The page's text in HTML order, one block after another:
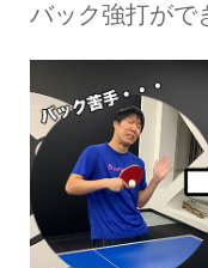
バック強打がで